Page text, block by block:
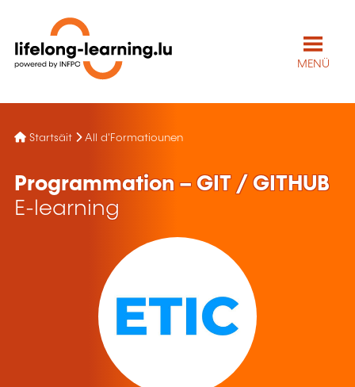
MENÜ
Startsäit All d'Formatiounen
Programmation – GIT / GITHUB
E-learning